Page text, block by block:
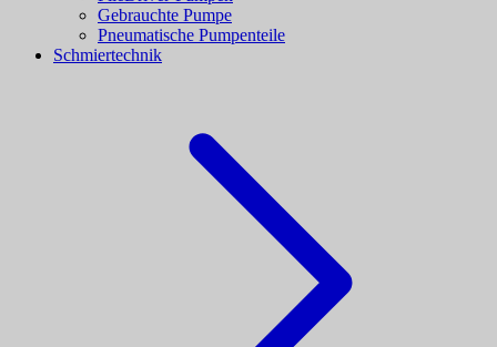
Gebrauchte Pumpe
Pneumatische Pumpenteile
Schmiertechnik